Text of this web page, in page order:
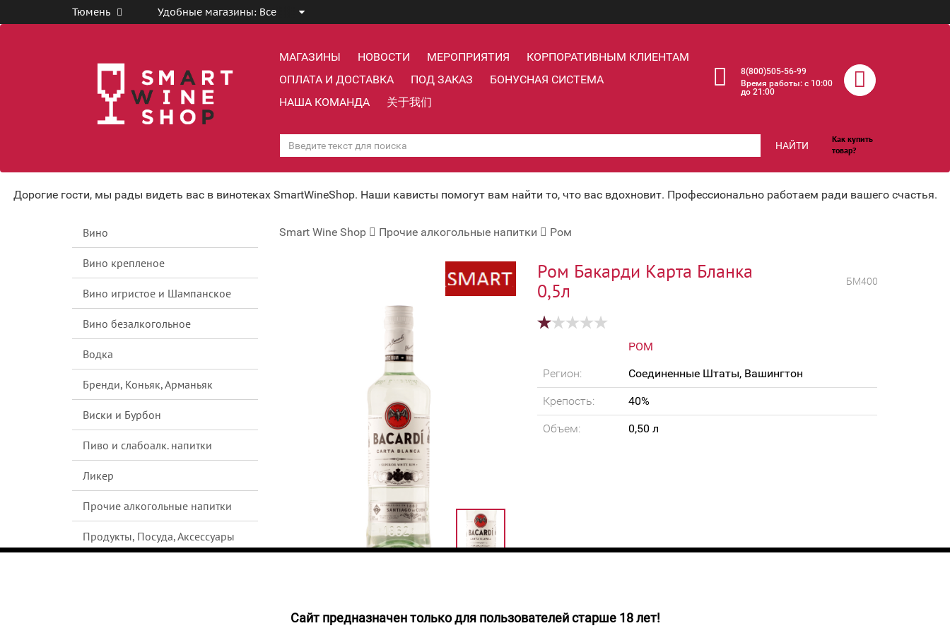
Тюмень Удобные магазины: Все
МАГАЗИНЫ НОВОСТИ МЕРОПРИЯТИЯ
КОРПОРАТИВНЫМ КЛИЕНТАМ
ОПЛАТА И ДОСТАВКА
ПОД ЗАКАЗ
БОНУСНАЯ СИСТЕМА
НАША КОМАНДА
关于我们
8(800)505-56-99
Время работы: c 10:00
до 21:00
НАЙТИ
Как купить
товар?
Дорогие гости, мы рады видеть вас в винотеках SmartWineShop. Наши кависты помогут вам найти то, что вас вдохновит. Профессионально работаем ради вашего счастья.
Вино
Вино крепленое
Вино игристое и Шампанское
Вино безалкогольное
Водка
Бренди, Коньяк, Арманьяк
Виски и Бурбон
Пиво и слабоалк. напитки
Ликер
Прочие алкогольные напитки
Продукты, Посуда, Аксессуары
Smart Wine Shop Прочие алкогольные напитки Ром
Ром Бакарди Карта Бланка
0,5л
БМ400
РОМ
Регион:
Соединенные Штаты, Вашингтон
Крепость: 40%
Объем: 0,50 л
НЕТ В НАЛИЧИИ
Очень популярный молодой ром "Bacardi" Carta Blanca
Cайт предназначен только для пользователей старше 18 лет!